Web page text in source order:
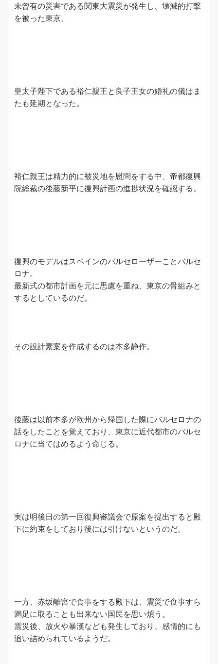
未曾有の災害である関東大震災が発生し、壊滅的打撃
を被った東京。
皇太子陛下である裕仁親王と良子王女の婚礼の儀はま
たも延期となった。
裕仁親王は精力的に被災地を慰問をする中、帝都復興
院総裁の後藤新平に復興計画の進捗状況を確認する。
復興のモデルはスペインのバルセローザーことバルセ
ロナ。
最新式の都市計画を元に思慮を重ね、東京の骨組みと
するとしているのだ。
その設計素案を作成するのは本多静作。
後藤は以前本多が欧州から帰国した際にバルセロナの
話をしたことを覚えており、東京に近代都市のバルセ
ロナに当てはめるよう命じる。
実は明後日の第一回復興審議会で原案を提出すると殿
下に約束をしており後には引けないというのだ。
一方、赤坂離宮で食事をする殿下は、震災で食事すら
満足に取ることも出来ない国民を思い煩う。
震災後、放火や暴漢なども発生しており、感情的にも
追い詰められているようだ。